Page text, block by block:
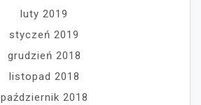
luty 2019
styczeń 2019
grudzień 2018
listopad 2018
październik 2018